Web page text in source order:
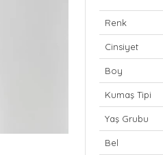
Renk
Cinsiyet
Boy
Kumaş Tipi
Yaş Grubu
Bel